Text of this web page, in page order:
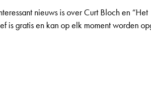
nieuws is over Curt Bloch en “Het
is gratis en kan op elk moment worden